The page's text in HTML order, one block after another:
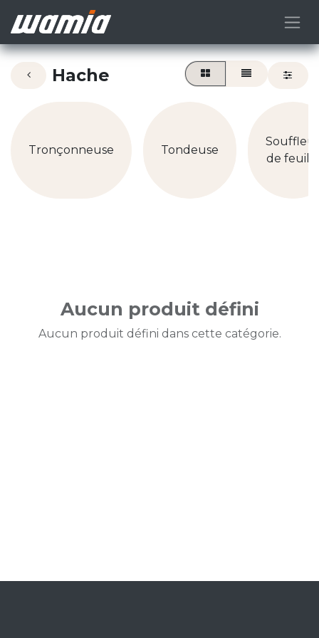
Hache
Tronçonneuse Tondeuse
de
Aucun produit défini
Aucun produit défini dans cette catégorie.